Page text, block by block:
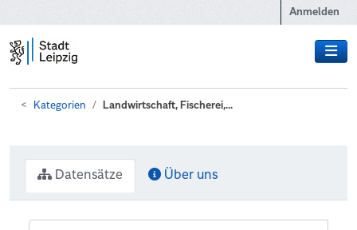
Anmelden
Kategorien Landwirtschaft, Fischerei,...
Datensätze Über uns